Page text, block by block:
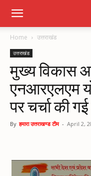
Home उत्तराखंड
उत्तराखंड
मुख्य विकास
एनआरएलएम
पर चर्चा की गई
By हमारा उत्तराखण्ड टीम - April 2,